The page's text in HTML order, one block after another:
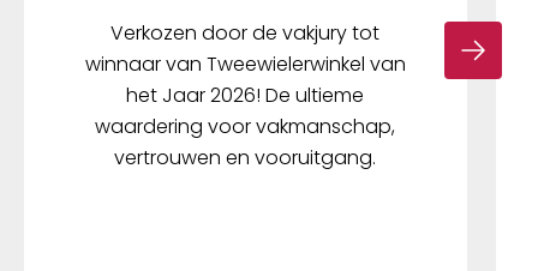
Verkozen door de vakjury tot
winnaar van Tweewielerwinkel van
het Jaar 2026! De ultieme
waardering voor vakmanschap,
vertrouwen en vooruitgang.